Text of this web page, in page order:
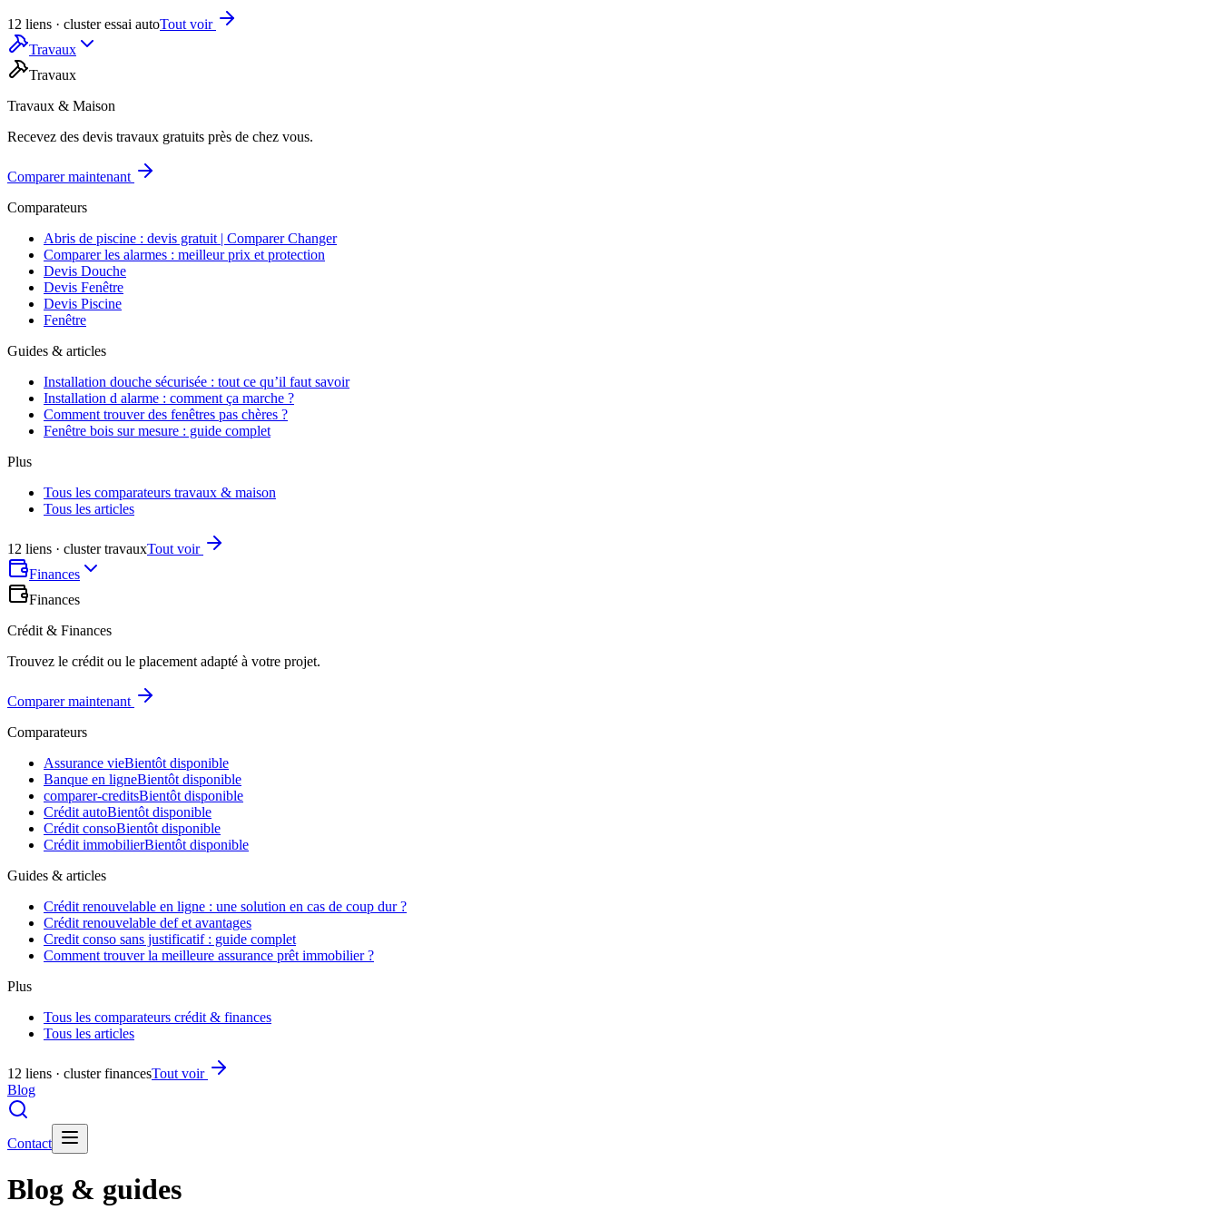
12 liens · cluster essai autoTout voir
Travaux
Travaux
Travaux & Maison
Recevez des devis travaux gratuits près de chez vous.
Comparer maintenant
Comparateurs
Abris de piscine : devis gratuit | Comparer Changer
Comparer les alarmes : meilleur prix et protection
Devis Douche
Devis Fenêtre
Devis Piscine
Fenêtre
Guides & articles
Installation douche sécurisée : tout ce qu’il faut savoir
Installation d alarme : comment ça marche ?
Comment trouver des fenêtres pas chères ?
Fenêtre bois sur mesure : guide complet
Plus
Tous les comparateurs travaux & maison
Tous les articles
12 liens · cluster travauxTout voir
Finances
Finances
Crédit & Finances
Trouvez le crédit ou le placement adapté à votre projet.
Comparer maintenant
Comparateurs
Assurance vieBientôt disponible
Banque en ligneBientôt disponible
comparer-creditsBientôt disponible
Crédit autoBientôt disponible
Crédit consoBientôt disponible
Crédit immobilierBientôt disponible
Guides & articles
Crédit renouvelable en ligne : une solution en cas de coup dur ?
Crédit renouvelable def et avantages
Credit conso sans justificatif : guide complet
Comment trouver la meilleure assurance prêt immobilier ?
Plus
Tous les comparateurs crédit & finances
Tous les articles
12 liens · cluster financesTout voir
Blog
Contact
Blog & guides